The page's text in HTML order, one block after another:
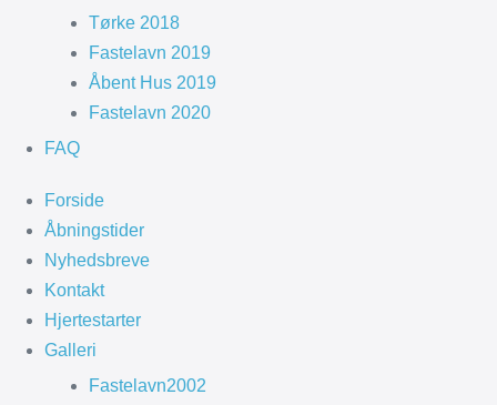
Tørke 2018
Fastelavn 2019
Åbent Hus 2019
Fastelavn 2020
FAQ
Forside
Åbningstider
Nyhedsbreve
Kontakt
Hjertestarter
Galleri
Fastelavn2002